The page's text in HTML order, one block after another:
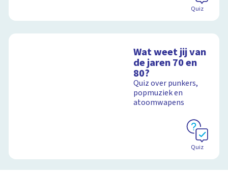
Quiz
Wat weet jij van
de jaren 70 en
80?
Quiz over punkers,
popmuziek en
atoomwapens
Quiz